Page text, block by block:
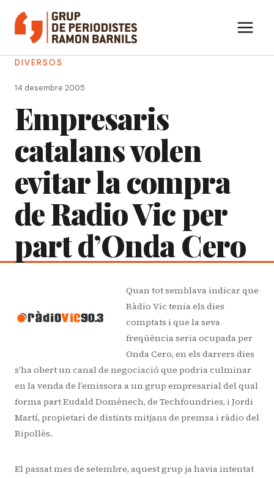
contingut
DIVERSOS
14 desembre 2005
Empresaris
catalans volen
evitar la compra
de Radio Vic per
part d’Onda Cero
Quan tot semblava indicar que
Ràdio Vic tenia els dies
comptats i que la seva
freqüència seria ocupada per
Onda Cero, en els darrers dies
s’ha obert un canal de negociació que podria culminar
en la venda de l’emissora a un grup empresarial del qual
forma part Eudald Domènech, de Techfoundries, i Jordi
Martí, propietari de distints mitjans de premsa i ràdio del
Ripollès.
El passat mes de setembre, aquest grup ja havia intentat